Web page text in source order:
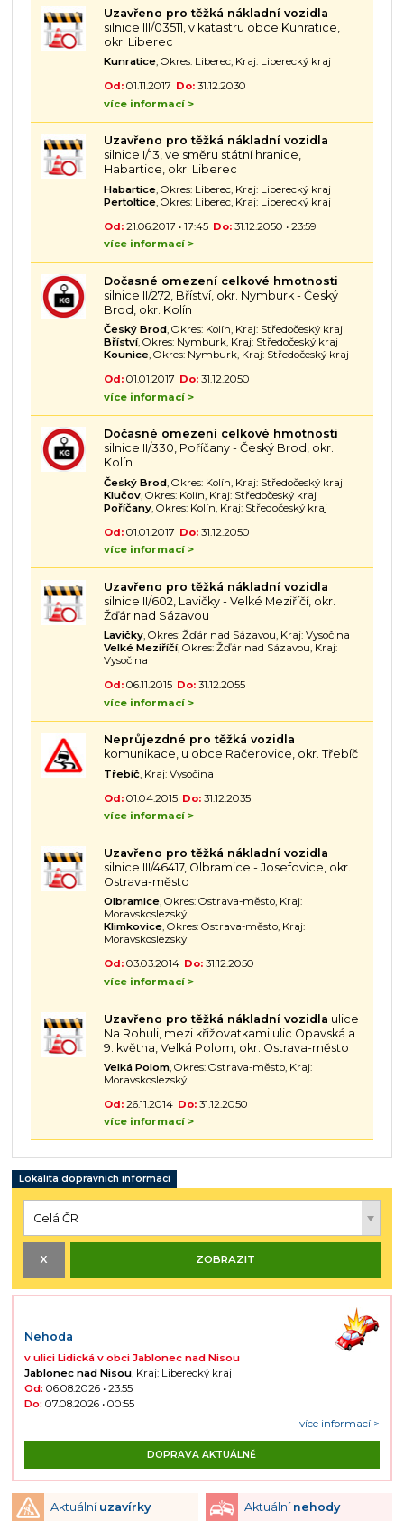
Uzavřeno pro těžká nákladní vozidla
silnice III/03511, v katastru obce Kunratice,
okr. Liberec
Kunratice, Okres: Liberec, Kraj: Liberecký kraj
Od:01.11.2017 Do: 31.12.2030
více informací >
Uzavřeno pro těžká nákladní vozidla
silnice I/13, ve směru státní hranice,
Habartice, okr. Liberec
Habartice, Okres: Liberec, Kraj: Liberecký kraj
Pertoltice, Okres: Liberec, Kraj: Liberecký kraj
Od:21.06.2017 • 17:45 Do: 31.12.2050 • 23:59
více informací >
Dočasné omezení celkové hmotnosti
silnice II/272, Bříství, okr. Nymburk - Český
Brod, okr. Kolín
Český Brod, Okres: Kolín, Kraj: Středočeský kraj
Bříství, Okres: Nymburk, Kraj: Středočeský kraj
Kounice, Okres: Nymburk, Kraj: Středočeský kraj
Od:01.01.2017 Do: 31.12.2050
více informací >
Dočasné omezení celkové hmotnosti
silnice II/330, Poříčany - Český Brod, okr.
Kolín
Český Brod, Okres: Kolín, Kraj: Středočeský kraj
Klučov, Okres: Kolín, Kraj: Středočeský kraj
Poříčany, Okres: Kolín, Kraj: Středočeský kraj
Od:01.01.2017 Do: 31.12.2050
více informací >
Uzavřeno pro těžká nákladní vozidla
silnice II/602, Lavičky - Velké Meziříčí, okr.
Žďár nad Sázavou
Lavičky, Okres: Žďár nad Sázavou, Kraj: Vysočina
Velké Meziříčí, Okres: Žďár nad Sázavou, Kraj:
Vysočina
Od:06.11.2015 Do: 31.12.2055
více informací >
Neprůjezdné pro těžká vozidla
komunikace, u obce Račerovice, okr. Třebíč
Třebíč, Kraj: Vysočina
Od:01.04.2015 Do: 31.12.2035
více informací >
Uzavřeno pro těžká nákladní vozidla
silnice III/46417, Olbramice - Josefovice, okr.
Ostrava-město
Olbramice, Okres: Ostrava-město, Kraj:
Moravskoslezský
Klimkovice, Okres: Ostrava-město, Kraj:
Moravskoslezský
Od:03.03.2014 Do: 31.12.2050
více informací >
Uzavřeno pro těžká nákladní vozidla ulice
Na Rohuli, mezi křižovatkami ulic Opavská a
9. května, Velká Polom, okr. Ostrava-město
Velká Polom, Okres: Ostrava-město, Kraj:
Moravskoslezský
Od:26.11.2014 Do: 31.12.2050
více informací >
Lokalita dopravních informací
Nehoda
v ulici Lidická v obci Jablonec nad Nisou
Jablonec nad Nisou, Kraj: Liberecký kraj
Od: 06.08.2026 • 23:55
Do: 07.08.2026 • 00:55
více informací >
DOPRAVA AKTUÁLNĚ
Aktuální uzavírky Aktuální nehody